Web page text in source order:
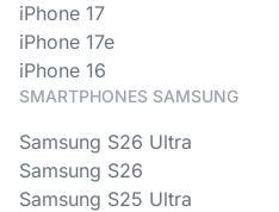
iPhone 17
iPhone 17e
iPhone 16
SMARTPHONES SAMSUNG
Samsung S26 Ultra
Samsung S26
Samsung S25 Ultra